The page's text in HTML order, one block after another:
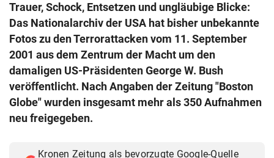
search
Suchbegriff
eingeben
© Krone Multimedia GmbH & Co KG 2026
Muthgasse 2, 1190 Wien
Trauer, Schock, Entsetzen und ungläubige Blicke:
Das Nationalarchiv der USA hat bisher unbekannte
Fotos zu den Terrorattacken vom 11. September
2001 aus dem Zentrum der Macht um den
damaligen US-Präsidenten George W. Bush
veröffentlicht. Nach Angaben der Zeitung "Boston
Globe" wurden insgesamt mehr als 350 Aufnahmen
neu freigegeben.
Kronen Zeitung als bevorzugte Google-Quelle